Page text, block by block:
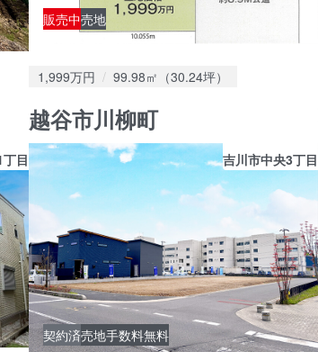
販売中売地
越谷市川柳町
価格：
1,999万円 土地面積：
99.98㎡（30.24坪）
丁目
契約済売地手数料無料
吉川市中央3丁目